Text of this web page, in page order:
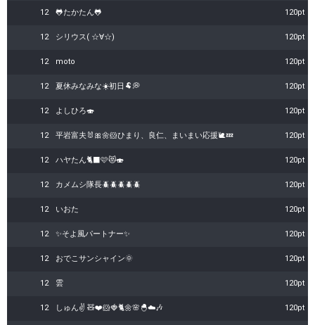
12 🐸たかたん🐸 120pt
12 シリウス( ☆∀☆) 120pt
12 moto 120pt
12 夏休みなみな☀️初日🐏💭 120pt
12 よしひろ🍣 120pt
12 平岩富夫🐰🎀🌼🐹ひまり、良仁、まいまい応援🐌💤 120pt
12 ハヤたん🐈‍⬛🩷😻🍣 120pt
12 カメムシ隊長🪲🪲🪲🪲🪲 120pt
12 いおた 120pt
12 ✨️そよ風パートナー✨️ 120pt
12 おでこサンシャイン🌞 120pt
12 雲 120pt
12 しゅん✌️ 🧸❤️🐹🍓🐈🌼🌸🐣☁️🎶 120pt